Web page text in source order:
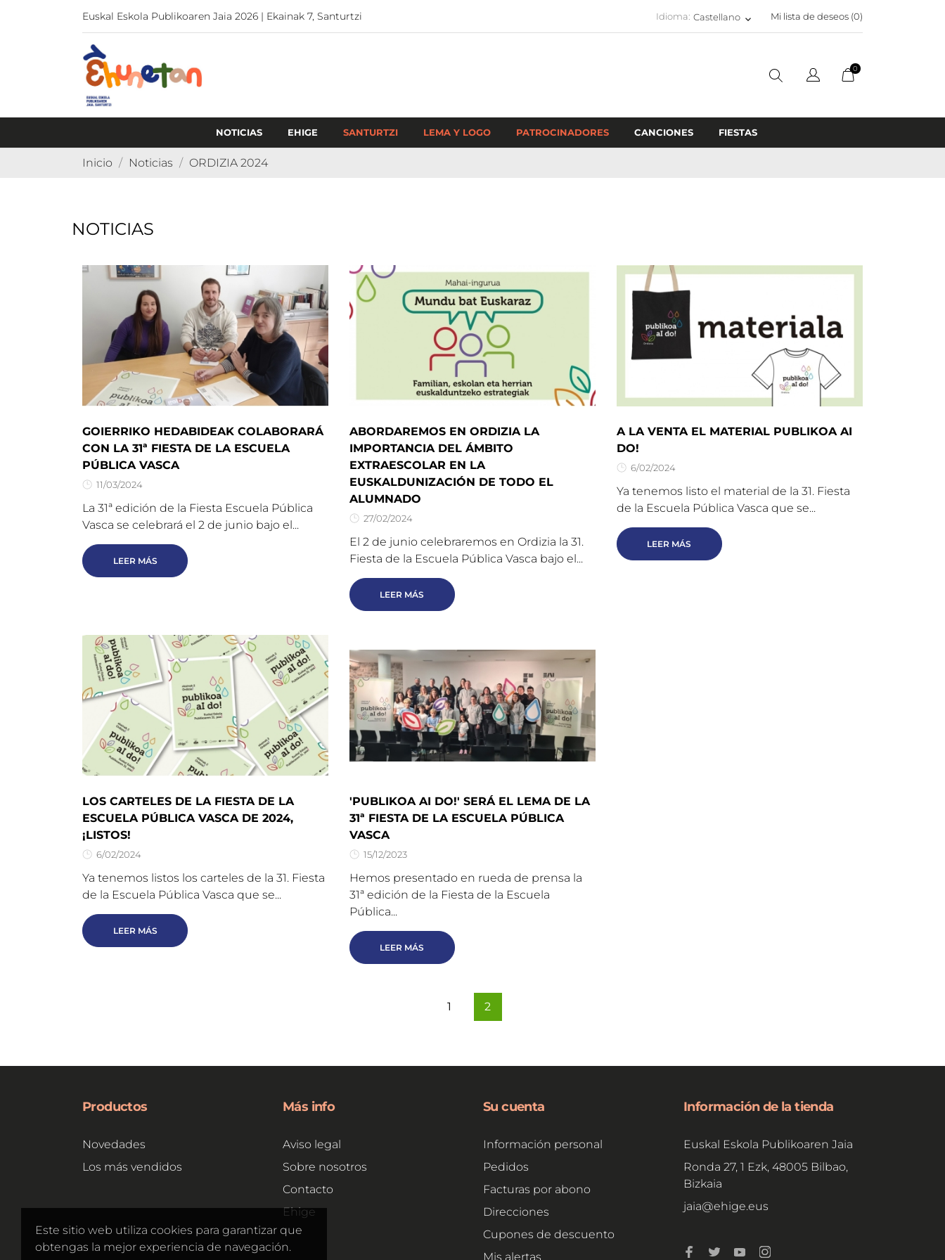
Este sitio web utiliza cookies para garantizar que
obtengas la mejor experiencia de navegación.
Euskal Eskola Publikoaren Jaia 2026 | Ekainak 7, Santurtzi Idioma: Castellano keyboard_arrow_down Mi lista de deseos (0)
0
NOTICIAS EHIGE SANTURTZI LEMA Y LOGO PATROCINADORES CANCIONES FIESTAS
Inicio Noticias ORDIZIA 2024
NOTICIAS
GOIERRIKO HEDABIDEAK COLABORARÁ
CON LA 31ª FIESTA DE LA ESCUELA
PÚBLICA VASCA
11/03/2024
La 31ª edición de la Fiesta Escuela Pública
Vasca se celebrará el 2 de junio bajo el...
LEER MÁS
ABORDAREMOS EN ORDIZIA LA
IMPORTANCIA DEL ÁMBITO
EXTRAESCOLAR EN LA
EUSKALDUNIZACIÓN DE TODO EL
ALUMNADO
27/02/2024
El 2 de junio celebraremos en Ordizia la 31.
Fiesta de la Escuela Pública Vasca bajo el...
LEER MÁS
A LA VENTA EL MATERIAL PUBLIKOA AI
DO!
6/02/2024
Ya tenemos listo el material de la 31. Fiesta
de la Escuela Pública Vasca que se...
LEER MÁS
LOS CARTELES DE LA FIESTA DE LA
ESCUELA PÚBLICA VASCA DE 2024,
¡LISTOS!
6/02/2024
Ya tenemos listos los carteles de la 31. Fiesta
de la Escuela Pública Vasca que se...
LEER MÁS
'PUBLIKOA AI DO!' SERÁ EL LEMA DE LA
31ª FIESTA DE LA ESCUELA PÚBLICA
VASCA
15/12/2023
Hemos presentado en rueda de prensa la
31ª edición de la Fiesta de la Escuela
Pública...
LEER MÁS
1 2
Productos
Novedades
Los más vendidos
Más info
Aviso legal
Sobre nosotros
Contacto
Ehige
Su cuenta
Información personal
Pedidos
Facturas por abono
Direcciones
Cupones de descuento
Mis alertas
Información de la tienda
Euskal Eskola Publikoaren Jaia
Ronda 27, 1 Ezk, 48005 Bilbao,
Bizkaia
jaia@ehige.eus